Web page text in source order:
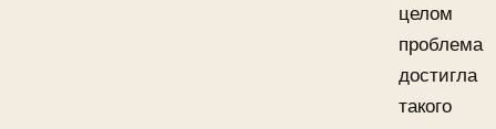
целом
проблема
достигла
такого